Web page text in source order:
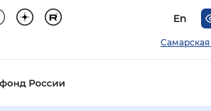
En
Самарская